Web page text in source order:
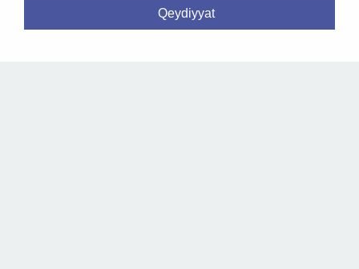
Qeydiyyat